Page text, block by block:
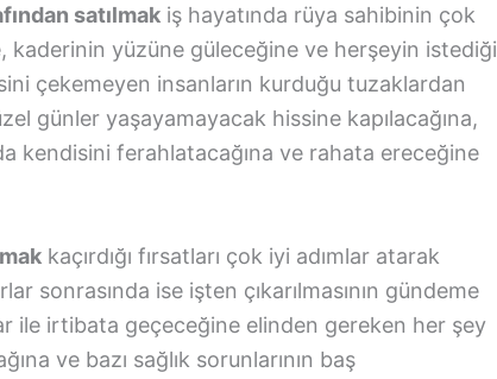
satılmak iş hayatında rüya sahibinin çok
kaderinin yüzüne güleceğine ve herşeyin istediği
çekemeyen insanların kurduğu tuzaklardan
günler yaşayamayacak hissine kapılacağına,
kendisini ferahlatacağına ve rahata ereceğine
kaçırdığı fırsatları çok iyi adımlar atarak
sonrasında ise işten çıkarılmasının gündeme
ile irtibata geçeceğine elinden gereken her şey
ve bazı sağlık sorunlarının baş